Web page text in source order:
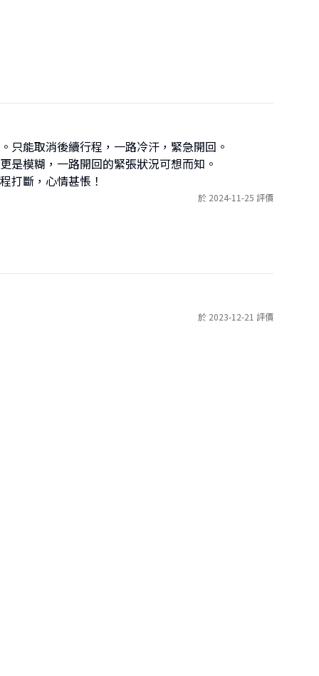
只能取消後續行程，一路冷汗，緊急開回。
是模糊，一路開回的緊張狀況可想而知。
打斷，心情甚悵！
於 2024-11-25 評價
於 2023-12-21 評價